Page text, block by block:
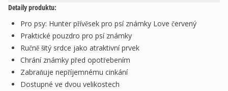
Detaily produktu:
Pro psy: Hunter přívěsek pro psí známky Love červený
Praktické pouzdro pro psí známky
Ručně šitý srdce jako atraktivní prvek
Chrání známky před opotřebením
Zabraňuje nepříjemnému cinkání
Dostupné ve dvou velikostech